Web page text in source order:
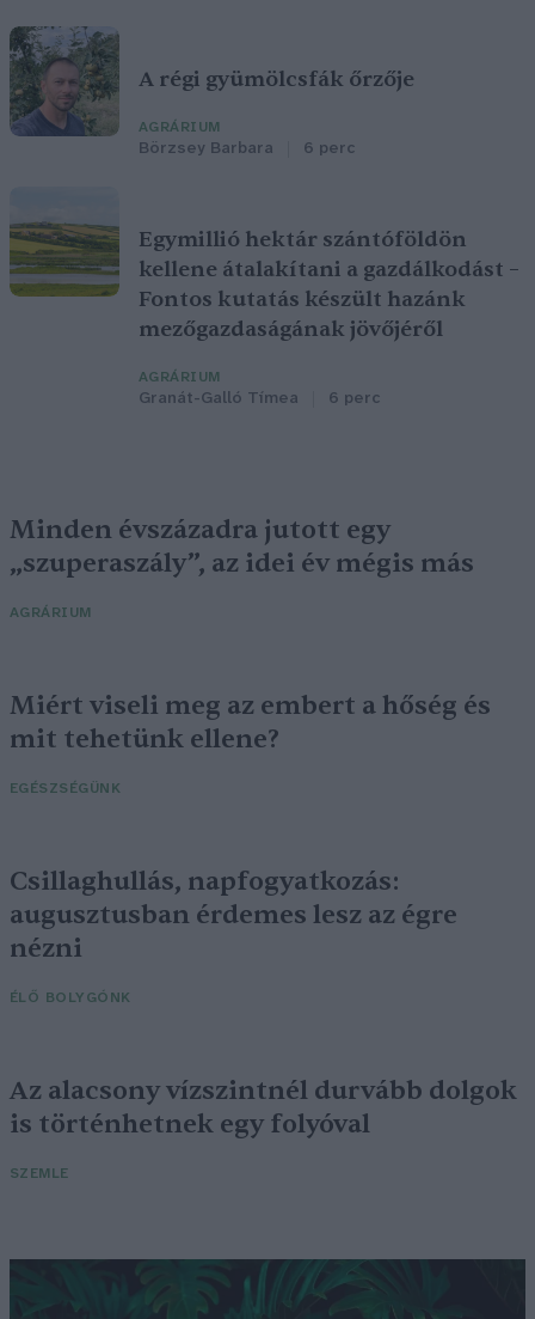
A régi gyümölcsfák őrzője
AGRÁRIUM
Börzsey Barbara 6 perc
Egymillió hektár szántóföldön
kellene átalakítani a gazdálkodást –
Fontos kutatás készült hazánk
mezőgazdaságának jövőjéről
AGRÁRIUM
Granát-Galló Tímea 6 perc
Minden évszázadra jutott egy
„szuperaszály”, az idei év mégis más
AGRÁRIUM
Miért viseli meg az embert a hőség és
mit tehetünk ellene?
EGÉSZSÉGÜNK
Csillaghullás, napfogyatkozás:
augusztusban érdemes lesz az égre
nézni
ÉLŐ BOLYGÓNK
Az alacsony vízszintnél durvább dolgok
is történhetnek egy folyóval
SZEMLE